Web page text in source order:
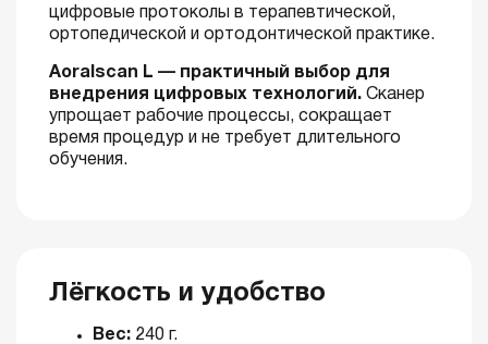
цифровые протоколы в терапевтической,
ортопедической и ортодонтической практике.
Aoralscan L — практичный выбор для
внедрения цифровых технологий. Сканер
упрощает рабочие процессы, сокращает
время процедур и не требует длительного
обучения.
Лёгкость и удобство
Вес: 240 г.